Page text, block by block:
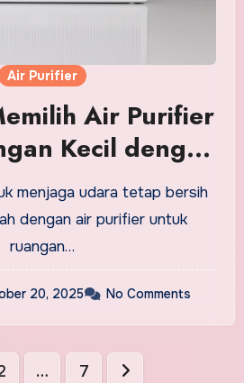
Air Purifier
Air Purifier
Kecil dengan
Rendah
menjaga udara tetap bersih
dengan air purifier untuk
ruangan…
20, 2025 No Comments
… 7